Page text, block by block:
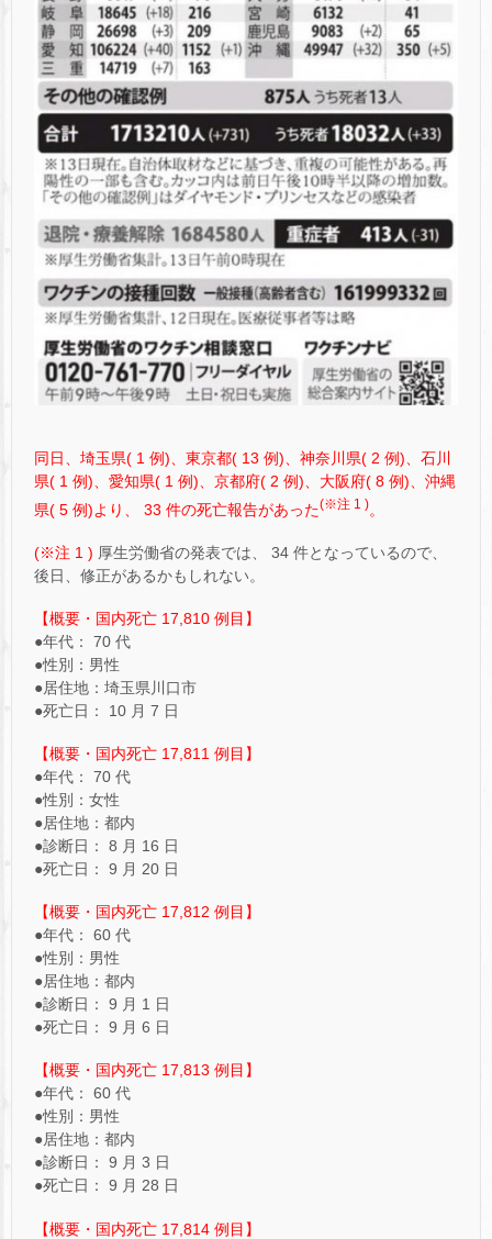
同日、埼玉県( 1 例)、東京都( 13 例)、神奈川県( 2 例)、石川
県( 1 例)、愛知県( 1 例)、京都府( 2 例)、大阪府( 8 例)、沖縄
県( 5 例)より、 33 件の死亡報告があった(※注 1 )。
(※注 1 ) 厚生労働省の発表では、 34 件となっているので、
後日、修正があるかもしれない。
【概要・国内死亡 17,810 例目】
●年代： 70 代
●性別：男性
●居住地：埼玉県川口市
●死亡日： 10 月 7 日
【概要・国内死亡 17,811 例目】
●年代： 70 代
●性別：女性
●居住地：都内
●診断日： 8 月 16 日
●死亡日： 9 月 20 日
【概要・国内死亡 17,812 例目】
●年代： 60 代
●性別：男性
●居住地：都内
●診断日： 9 月 1 日
●死亡日： 9 月 6 日
【概要・国内死亡 17,813 例目】
●年代： 60 代
●性別：男性
●居住地：都内
●診断日： 9 月 3 日
●死亡日： 9 月 28 日
【概要・国内死亡 17,814 例目】